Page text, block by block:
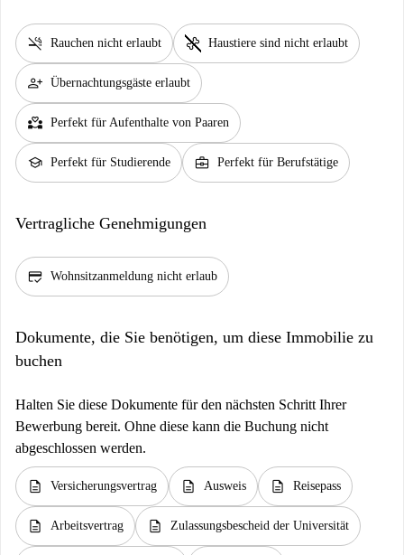
smoke_free Rauchen nicht erlaubt pet_supplies Haustiere sind nicht erlaubt
person_add Übernachtungsgäste erlaubt
partner_heart Perfekt für Aufenthalte von Paaren
school Perfekt für Studierende business_center Perfekt für Berufstätige
Vertragliche Genehmigungen
credit_score Wohnsitzanmeldung nicht erlaub
Dokumente, die Sie benötigen, um diese Immobilie zu
buchen
Halten Sie diese Dokumente für den nächsten Schritt Ihrer
Bewerbung bereit. Ohne diese kann die Buchung nicht
abgeschlossen werden.
description Versicherungsvertrag description Ausweis description Reisepass
description Arbeitsvertrag description Zulassungsbescheid der Universität